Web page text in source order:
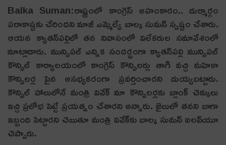
Balka Suman:రాష్ట్రంలో కాంగ్రెస్ అహంకారం.. దుర్మార్గం
పరాకాష్టకు చేరింద‌ని మాజీ ఎమ్మెల్యే బాల్క సుమ‌న్ స్ప‌ష్టం చేశారు.
ఆయ‌న క్యాత‌న్‌ప‌ల్లిలో త‌న నివాసంలో విలేక‌రుల స‌మావేశంలో
మాట్లాడారు. మున్సిప‌ల్ ఎన్నిక సంద‌ర్భంగా క్యాత‌న్‌ప‌ల్లి మున్సిపల్
కౌన్సిల్ కార్యాలయంలో కాంగ్రెస్ కౌన్సిలర్లు తాగి వచ్చి మహిళా
కౌన్సిలర్ల పైన అసభ్యకరంగా ప్రవర్తించారని దుయ్య‌బ‌ట్టారు.
కౌన్సిల్ హాలులోనే మంత్రి వివేక్ మా కౌన్సిలర్లకు బ్లాంక్ చెక్కులు
ఇచ్చి ప్రలోభ పెట్టే ప్రయత్నం చేశారని అన్నారు. జైలులో త‌న‌ని బాగా
ఇబ్బంది పెట్టార‌ని చెబుతూ మంత్రి వివేక్‌కు బాల్క సుమ‌న్ ఐల‌వ్‌యూ
చెప్పారు.